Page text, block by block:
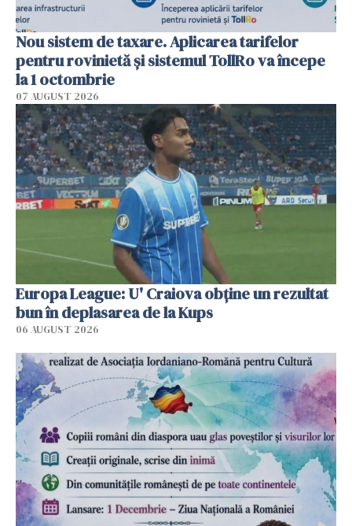
Nou sistem de taxare. Aplicarea tarifelor
pentru rovinietă şi sistemul TollRo va începe
la 1 octombrie
07 AUGUST 2026
Europa League: U' Craiova obține un rezultat
bun în deplasarea de la Kups
06 AUGUST 2026